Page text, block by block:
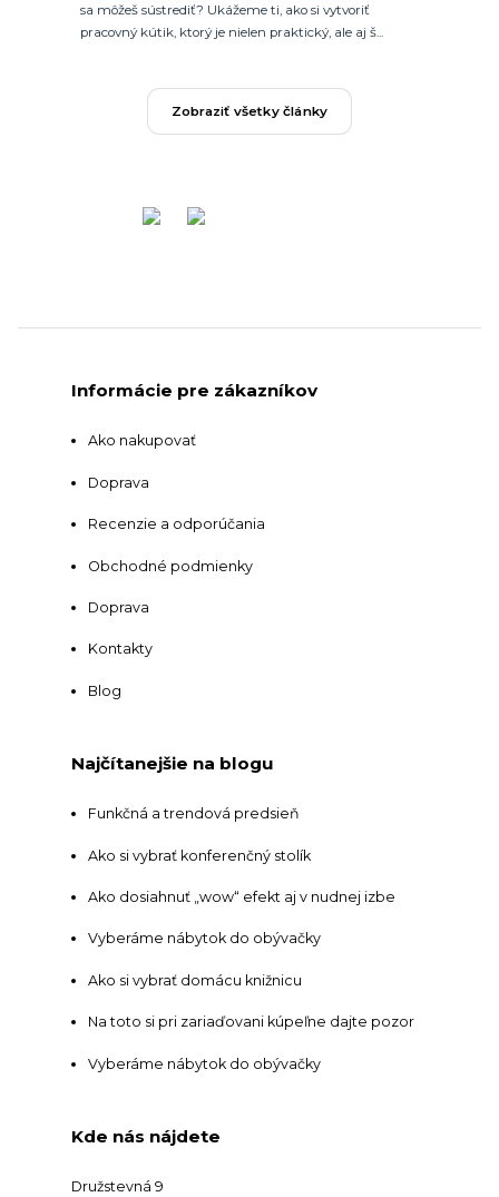
sa môžeš sústrediť? Ukážeme ti, ako si vytvoriť
pracovný kútik, ktorý je nielen praktický, ale aj š...
Zobraziť všetky články
Informácie pre zákazníkov
Ako nakupovať
Doprava
Recenzie a odporúčania
Obchodné podmienky
Doprava
Kontakty
Blog
Najčítanejšie na blogu
Funkčná a trendová predsieň
Ako si vybrať konferenčný stolík
Ako dosiahnuť „wow“ efekt aj v nudnej izbe
Vyberáme nábytok do obývačky
Ako si vybrať domácu knižnicu
Na toto si pri zariaďovani kúpeľne dajte pozor
Vyberáme nábytok do obývačky
Kde nás nájdete
Družstevná 9